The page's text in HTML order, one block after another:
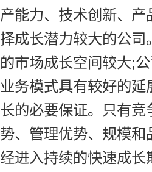
产能力、技术创新、
择成长潜力较大的公
的市场成长空间较大;
业务模式具有较好的
长的必要保证。只有
势、管理优势、规模
经进入持续的快速成